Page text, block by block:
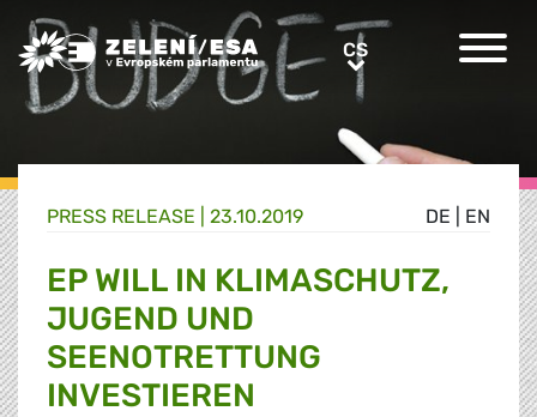
Greens/EFA Home CSCS
DE EN
PRESS RELEASE | 23.10.2019
EP WILL IN KLIMASCHUTZ,
JUGEND UND
SEENOTRETTUNG
INVESTIEREN